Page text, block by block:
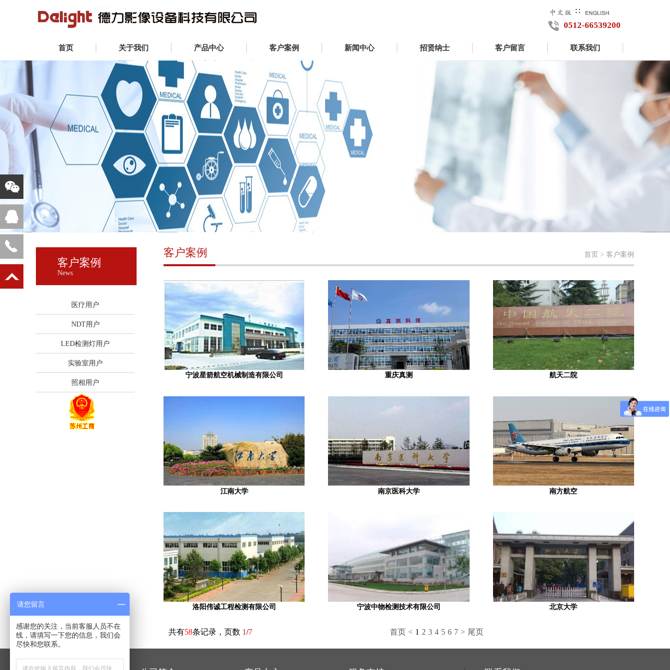
∷
0512-66539200
首页 关于我们 产品中心 客户案例 新闻中心 招贤纳士 客户留言 联系我们
客户案例
News
医疗用户
NDT用户
LED检测灯用户
实验室用户
照相用户
客户案例 首页 > 客户案例
宁波星箭航空机械制造有限公司 重庆真测 航天二院
江南大学 南京医科大学 南方航空
洛阳伟诚工程检测有限公司 宁波中物检测技术有限公司 北京大学
共有58条记录，页数 1/7 首页 < 1 2 3 4 5 6 7 > 尾页
请您留言
感谢您的关注，当前客服人员不在
线，请填写一下您的信息，我们会
尽快和您联系。